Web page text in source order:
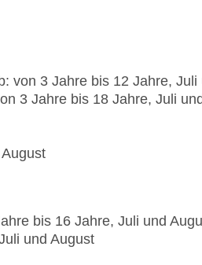
von 3 Jahre bis 12 Jahre, Juli
3 Jahre bis 18 Jahre, Juli
bis 16 Jahre, Juli und
und August